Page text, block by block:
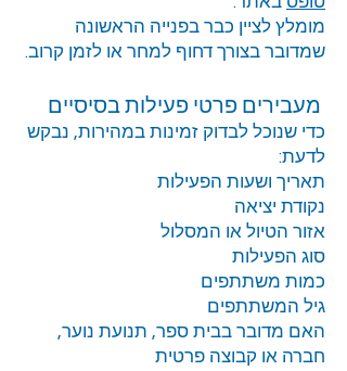
מומלץ לציין כבר בפנייה הראשונה
שמדובר בצורך דחוף למחר או לזמן קרוב.
מעבירים פרטי פעילות בסיסיים
כדי שנוכל לבדוק זמינות במהירות, נבקש
לדעת:
תאריך ושעות הפעילות
נקודת יציאה
אזור הטיול או המסלול
סוג הפעילות
כמות משתתפים
גיל המשתתפים
האם מדובר בבית ספר, תנועת נוער,
חברה או קבוצה פרטית